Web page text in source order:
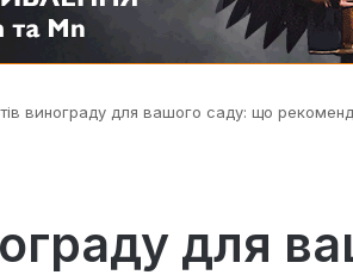
винограду для вашого саду: що
для